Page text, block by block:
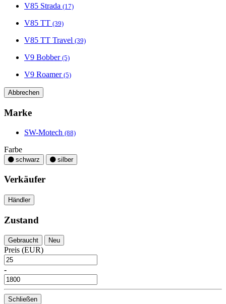
V85 Strada (17)
V85 TT (39)
V85 TT Travel (39)
V9 Bobber (5)
V9 Roamer (5)
Abbrechen
Marke
SW-Motech (88)
Farbe
schwarz silber
Verkäufer
Händler
Zustand
Gebraucht Neu
Preis (EUR)
-
Schließen